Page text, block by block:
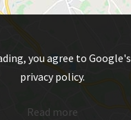
you agree to Google's
privacy policy.
Read more